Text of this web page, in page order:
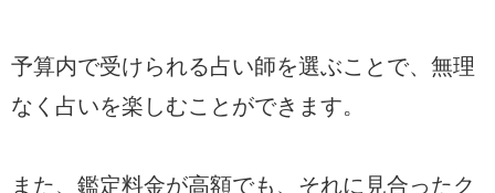
予算内で受けられる占い師を選ぶことで、無理
なく占いを楽しむことができます。
また、鑑定料金が高額でも、それに見合ったク